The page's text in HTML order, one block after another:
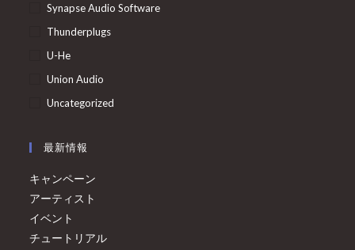
Synapse Audio Software
Thunderplugs
U-He
Union Audio
Uncategorized
最新情報
キャンペーン
アーティスト
イベント
チュートリアル